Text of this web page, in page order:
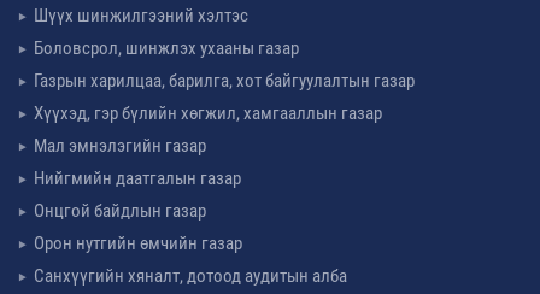
Шүүх шинжилгээний хэлтэс
Боловсрол, шинжлэх ухааны газар
Газрын харилцаа, барилга, хот байгуулалтын газар
Хүүхэд, гэр бүлийн хөгжил, хамгааллын газар
Мал эмнэлэгийн газар
Нийгмийн даатгалын газар
Онцгой байдлын газар
Орон нутгийн өмчийн газар
Санхүүгийн хяналт, дотоод аудитын алба